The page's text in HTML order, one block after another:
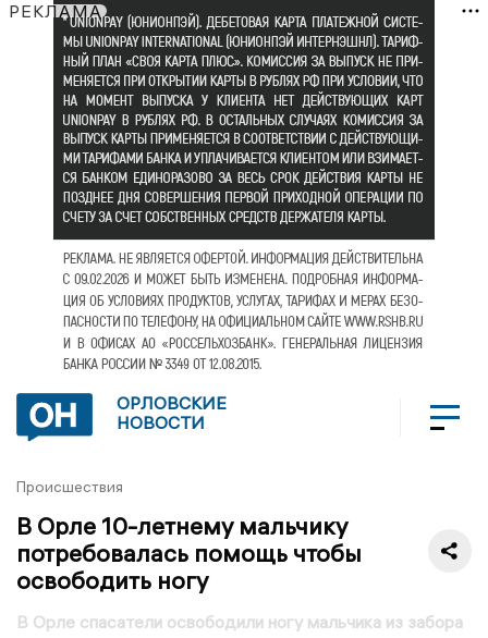
РЕКЛАМА
ОРЛОВСКИЕ
НОВОСТИ
Происшествия
В Орле 10-летнему мальчику
потребовалась помощь чтобы
освободить ногу
В Орле спасатели освободили ногу мальчика из забора